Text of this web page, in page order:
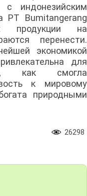
индонезийским
PT Bumitangerang
продукции на
перенести.
экономикой
для
как смогла
к мировому
природными
26298